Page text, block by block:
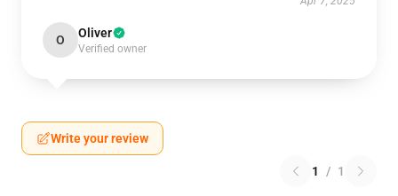
O Oliver
Verified owner
Write your review
1 / 1